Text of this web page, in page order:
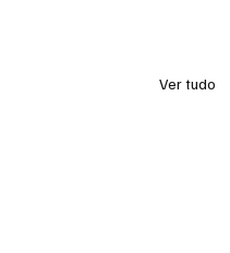
Ver tudo